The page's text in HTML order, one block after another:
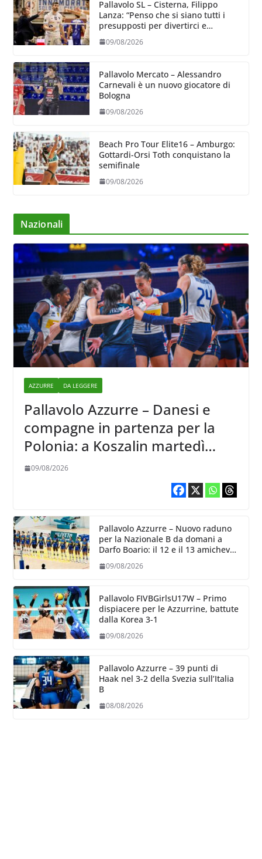
Pallavolo SL – Cisterna, Filippo
Lanza: “Penso che si siano tutti i
presupposti per divertirci e
sappia divertire”
09/08/2026
Pallavolo Mercato – Alessandro
Carnevali è un nuovo giocatore di
Bologna
09/08/2026
Beach Pro Tour Elite16 – Amburgo:
Gottardi-Orsi Toth conquistano la
semifinale
09/08/2026
Nazionali
AZZURRE DA LEGGERE
Pallavolo Azzurre – Danesi e
compagne in partenza per la
Polonia: a Koszalin martedì
giocano contro la Francia
09/08/2026
Pallavolo Azzurre – Nuovo raduno
per la Nazionale B da domani a
Darfo Boario: il 12 e il 13 amichevoli
09/08/2026
Pallavolo FIVBGirlsU17W – Primo
dispiacere per le Azzurrine, battute
dalla Korea 3-1
09/08/2026
Pallavolo Azzurre – 39 punti di
Haak nel 3-2 della Svezia sull’Italia
B
08/08/2026